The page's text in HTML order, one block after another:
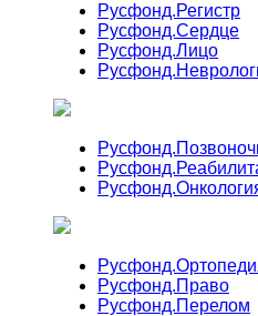
Русфонд.Регистр
Русфонд.Сердце
Русфонд.Лицо
Русфонд.
Русфонд.
Русфонд.
Русфонд.
Русфонд.
Русфонд.Право
Русфонд.Перелом